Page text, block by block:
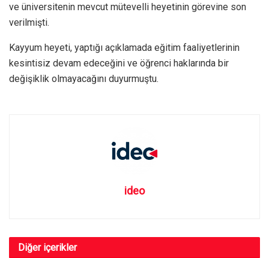
ve üniversitenin mevcut mütevelli heyetinin görevine son
verilmişti.
Kayyum heyeti, yaptığı açıklamada eğitim faaliyetlerinin
kesintisiz devam edeceğini ve öğrenci haklarında bir
değişiklik olmayacağını duyurmuştu.
ideo
Diğer içerikler